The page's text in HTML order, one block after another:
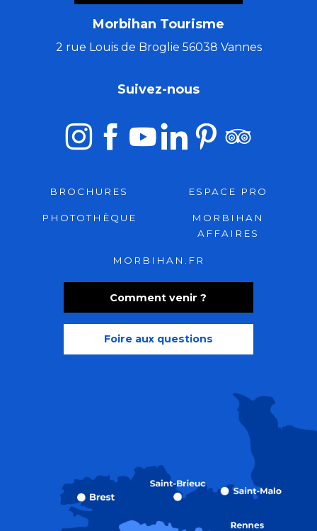
Marché de créateurs
Lieux mouvants
Conférence : Levons les yeux pour voir la peinture
Fête des vieux métiers: 23éme édition
Morbihan Tourisme
2 rue Louis de Broglie 56038 Vannes
Comment venir ?
Foire aux questions
Suivez-nous
BROCHURES ESPACE PRO
PHOTOTHÈQUE
MORBIHAN
AFFAIRES
MORBIHAN.FR